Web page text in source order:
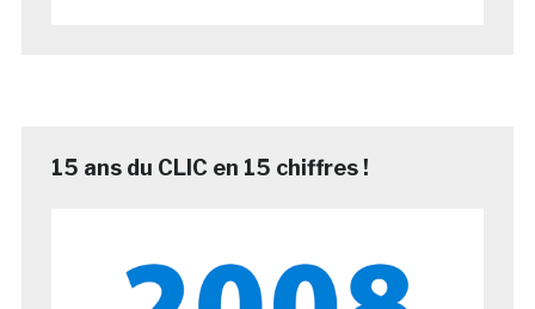
15 ans du CLIC en 15 chiffres !